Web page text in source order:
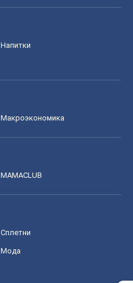
Напитки
Mакроэкономика
MAMACLUB
Сплетни
Мода